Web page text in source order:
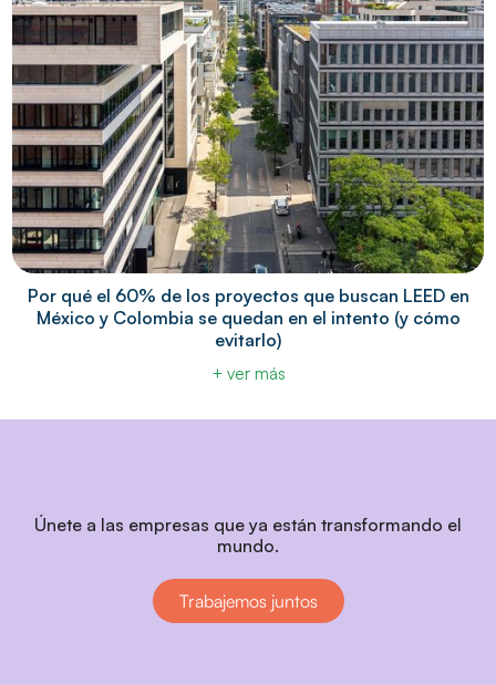
Por qué el 60% de los proyectos que buscan LEED en
México y Colombia se quedan en el intento (y cómo
evitarlo)
+ ver más
Únete a las empresas que ya están transformando el
mundo.
Trabajemos juntos